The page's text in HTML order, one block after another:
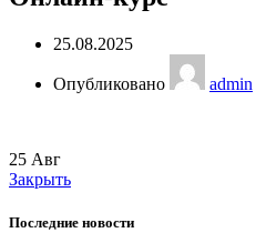
25.08.2025
Опубликовано admin
25 Авг
Закрыть
Последние новости